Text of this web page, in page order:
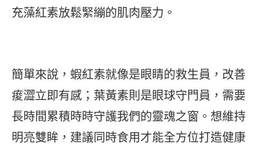
充藻紅素放鬆緊繃的肌肉壓力。
簡單來說，蝦紅素就像是眼睛的救生員，改善
痠澀立即有感；葉黃素則是眼球守門員，需要
長時間累積時時守護我們的靈魂之窗。想維持
明亮雙眸，建議同時食用才能全方位打造健康